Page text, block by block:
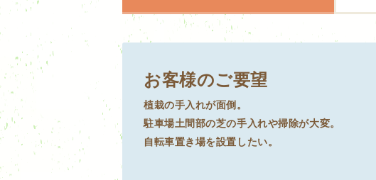
お客様のご要望
植栽の手入れが面倒。
駐車場土間部の芝の手入れや掃除が大変。
自転車置き場を設置したい。